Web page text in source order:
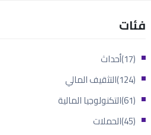
فئات
أحداث
(17)
التثقيف المالي
(124)
التكنولوجيا المالية
(61)
الحملات
(45)